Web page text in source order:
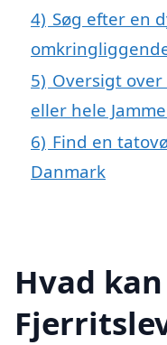
4) Søg efter en
5) Oversigt
eller hele
6) Find en
Danmark
Hvad